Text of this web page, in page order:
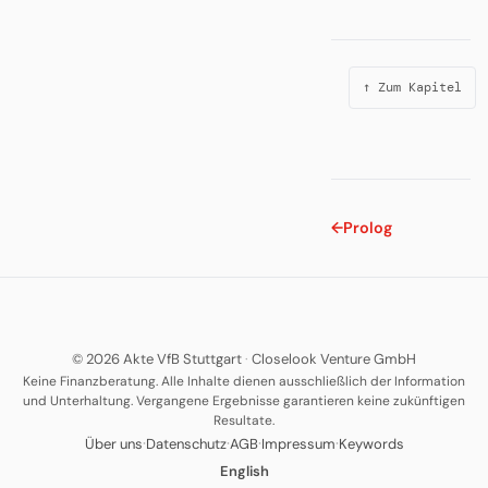
↑ Zum Kapitel
←Prolog
© 2026 Akte VfB Stuttgart· Closelook Venture GmbH
Keine Finanzberatung. Alle Inhalte dienen ausschließlich der Information
und Unterhaltung. Vergangene Ergebnisse garantieren keine zukünftigen
Resultate.
Über uns·Datenschutz·AGB·Impressum·Keywords
English